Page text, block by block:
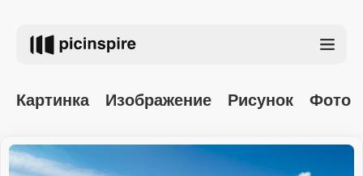
Картинка Изображение Рисунок Фото